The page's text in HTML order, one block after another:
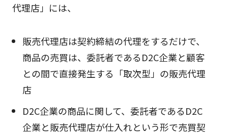
代理店」には、
販売代理店は契約締結の代理をするだけで、
商品の売買は、委託者であるD2C企業と顧客
との間で直接発生する「取次型」の販売代理
店
D2C企業の商品に関して、委託者であるD2C
企業と販売代理店が仕入れという形で売買契